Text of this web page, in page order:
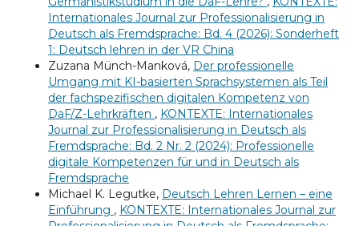
Internationales Journal zur Professionalisierung in
Deutsch als Fremdsprache: Bd. 4 (2026): Sonderheft
1: Deutsch lehren in der VR China
Zuzana Münch-Manková, Der professionelle
Umgang mit KI-basierten Sprachsystemen als Teil
der fachspezifischen digitalen Kompetenz von
DaF/Z-Lehrkräften , KONTEXTE: Internationales
Journal zur Professionalisierung in Deutsch als
Fremdsprache: Bd. 2 Nr. 2 (2024): Professionelle
digitale Kompetenzen für und in Deutsch als
Fremdsprache
Michael K. Legutke, Deutsch Lehren Lernen – eine
Einführung , KONTEXTE: Internationales Journal zur